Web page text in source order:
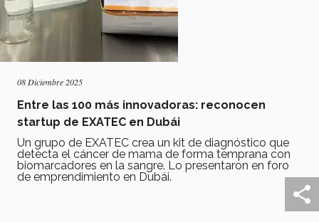
08 Diciembre 2025
Entre las 100 más innovadoras: reconocen
startup de EXATEC en Dubái
Un grupo de EXATEC crea un kit de diagnóstico que
detecta el cáncer de mama de forma temprana con
biomarcadores en la sangre. Lo presentaron en foro
de emprendimiento en Dubái.